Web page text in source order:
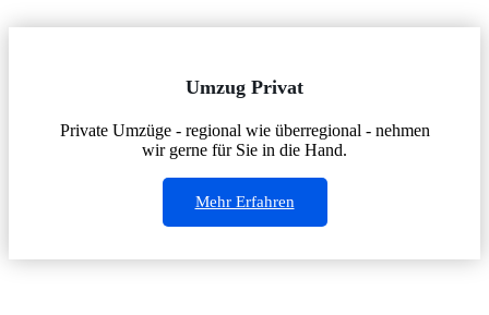
Umzug Privat
Private Umzüge - regional wie überregional - nehmen
wir gerne für Sie in die Hand.
Mehr Erfahren